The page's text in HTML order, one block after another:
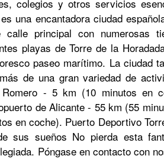
colegios y otros servicios
una encantadora ciudad
principal con numerosas
playas de Torre de la
paseo marítimo. La ciudad
de una gran variedad de
- 5 km (10 minutos en
de Alicante - 55 km (55
en coche). Puerto Deportivo
sus sueños No pierda esta
Póngase en contacto con